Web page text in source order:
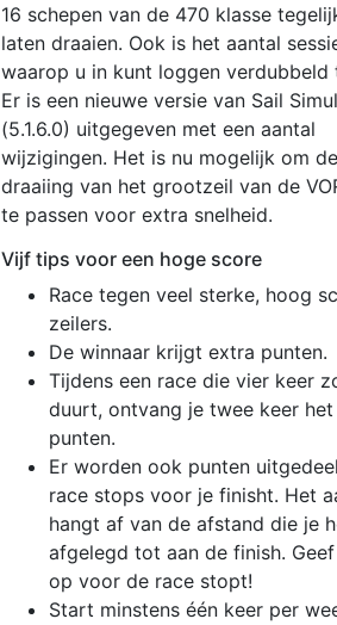
16 schepen van de 470 klasse
laten draaien. Ook is het aantal
waarop u in kunt loggen verdubbeld
Er is een nieuwe versie van Sail
(5.1.6.0) uitgegeven met een aantal
wijzigingen. Het is nu mogelijk om de
draaiing van het grootzeil van de
te passen voor extra snelheid.
Vijf tips voor een hoge score
Race tegen veel sterke, hoog
zeilers.
De winnaar krijgt extra punten.
Tijdens een race die vier keer
duurt, ontvang je twee keer
punten.
Er worden ook punten
race stops voor je finisht. Het
hangt af van de afstand die je
afgelegd tot aan de finish.
op voor de race stopt!
Start minstens één keer per